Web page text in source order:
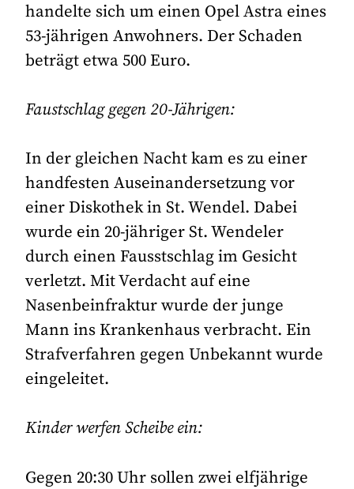
handelte sich um einen Opel Astra eines
53-jährigen Anwohners. Der Schaden
beträgt etwa 500 Euro.
Faustschlag gegen 20-Jährigen:
In der gleichen Nacht kam es zu einer
handfesten Auseinandersetzung vor
einer Diskothek in St. Wendel. Dabei
wurde ein 20-jähriger St. Wendeler
durch einen Fausstschlag im Gesicht
verletzt. Mit Verdacht auf eine
Nasenbeinfraktur wurde der junge
Mann ins Krankenhaus verbracht. Ein
Strafverfahren gegen Unbekannt wurde
eingeleitet.
Kinder werfen Scheibe ein:
Gegen 20:30 Uhr sollen zwei elfjährige